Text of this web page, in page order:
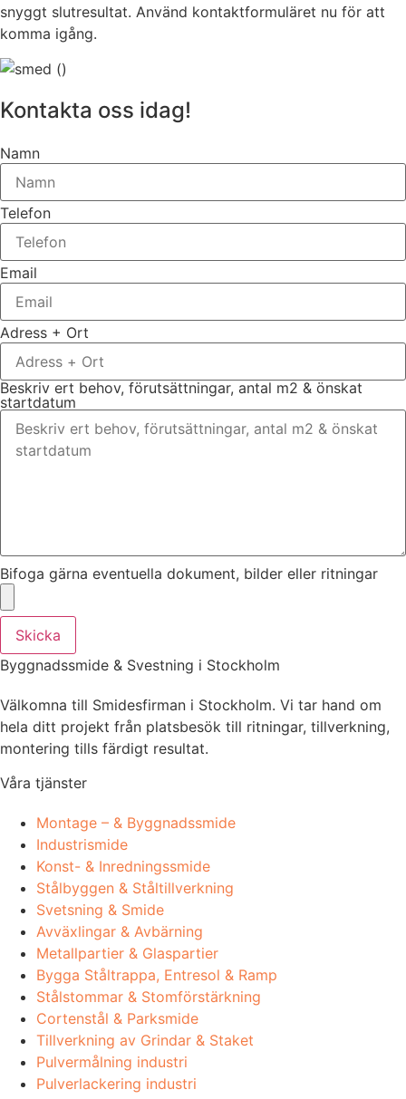
snyggt slutresultat. Använd kontaktformuläret nu för att
komma igång.
Kontakta oss idag!
Namn
Telefon
Email
Adress + Ort
Beskriv ert behov, förutsättningar, antal m2 & önskat
startdatum
Bifoga gärna eventuella dokument, bilder eller ritningar
Skicka
Byggnadssmide & Svestning i Stockholm
Välkomna till Smidesfirman i Stockholm. Vi tar hand om
hela ditt projekt från platsbesök till ritningar, tillverkning,
montering tills färdigt resultat.
Våra tjänster
Montage – & Byggnadssmide
Industrismide
Konst- & Inredningssmide
Stålbyggen & Ståltillverkning
Svetsning & Smide
Avväxlingar & Avbärning
Metallpartier & Glaspartier
Bygga Ståltrappa, Entresol & Ramp
Stålstommar & Stomförstärkning
Cortenstål & Parksmide
Tillverkning av Grindar & Staket
Pulvermålning industri
Pulverlackering industri